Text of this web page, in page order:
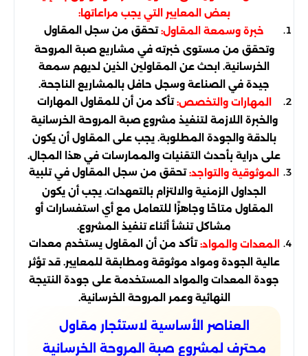
بعض المعايير التي يجب مراعاتها:
خبرة وسمعة المقاول:تحقق من سجل المقاول
وتحقق من مستوى خبرته في مشاريع صبة المروحة
الخرسانية. ابحث عن المقاولين الذين لديهم سمعة
جيدة في الصناعة وسجل حافل بالمشاريع الناجحة.
المهارات والتخصص:تأكد من أن للمقاول المهارات
والخبرة اللازمة لتنفيذ مشروع صبة المروحة الخرسانية
بالدقة والجودة المطلوبة. يجب على المقاول أن يكون
على دراية بأحدث التقنيات والممارسات في هذا المجال.
الموثوقية والتواجد:تحقق من سجل المقاول في تلبية
الجداول الزمنية والالتزام بالتعهدات. يجب أن يكون
المقاول متاحًا وجاهزًا للتعامل مع أي استفسارات أو
مشاكل تنشأ أثناء تنفيذ المشروع.
المعدات والمواد:تأكد من أن المقاول يستخدم معدات
عالية الجودة ومواد موثوقة ومطابقة للمعايير. قد تؤثر
جودة المعدات والمواد المستخدمة على جودة النتيجة
النهائية وعمر المروحة الخرسانية.
العناصر الأساسية لاستئجار مقاول
محترف لمشروع صبة المروحة الخرسانية